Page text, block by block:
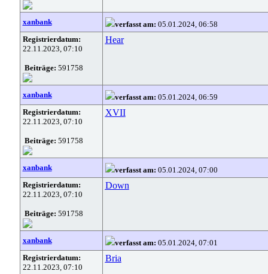
xanbank verfasst am: 05.01.2024, 06:58
Registrierdatum:
22.11.2023, 07:10
Beiträge: 591758
Hear
xanbank verfasst am: 05.01.2024, 06:59
Registrierdatum:
22.11.2023, 07:10
Beiträge: 591758
XVII
xanbank verfasst am: 05.01.2024, 07:00
Registrierdatum:
22.11.2023, 07:10
Beiträge: 591758
Down
xanbank verfasst am: 05.01.2024, 07:01
Registrierdatum:
22.11.2023, 07:10
Bria